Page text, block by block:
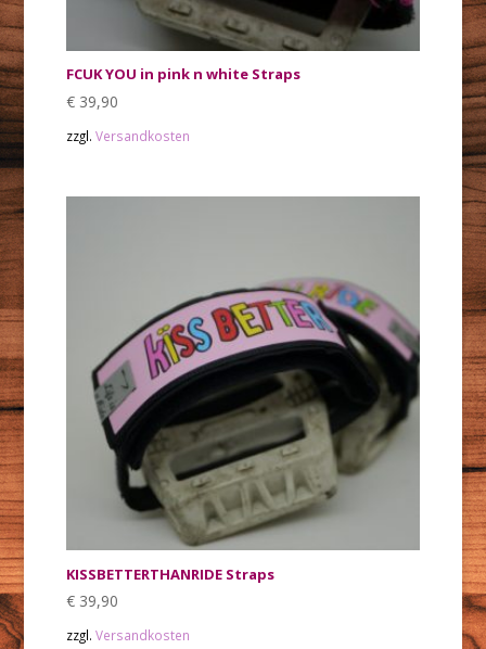
FCUK YOU in pink n white Straps
€39,90
zzgl. Versandkosten
KISSBETTERTHANRIDE Straps
€39,90
zzgl. Versandkosten